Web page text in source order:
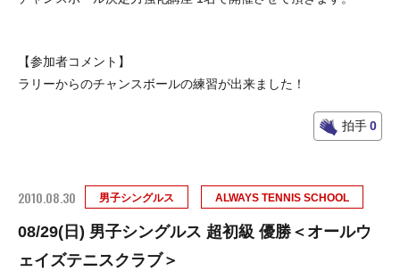
【参加者コメント】
ラリーからのチャンスボールの練習が出来ました！
拍手0
2010.08.30 男子シングルス ALWAYS TENNIS SCHOOL
08/29(日) 男子シングルス 超初級 優勝＜オールウ
ェイズテニスクラブ＞